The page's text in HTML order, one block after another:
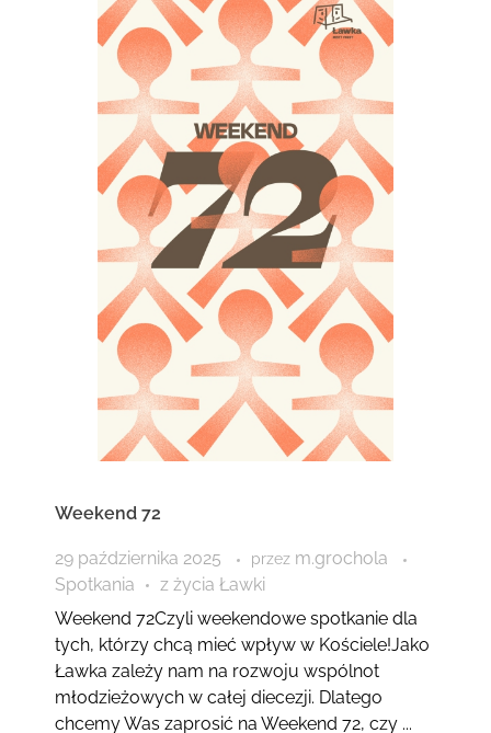
Weekend 72
29 października 2025 przez m.grochola
Spotkania
z życia Ławki
Weekend 72Czyli weekendowe spotkanie dla
tych, którzy chcą mieć wpływ w Kościele!Jako
Ławka zależy nam na rozwoju wspólnot
młodzieżowych w całej diecezji. Dlatego
chcemy Was zaprosić na Weekend 72, czy ...